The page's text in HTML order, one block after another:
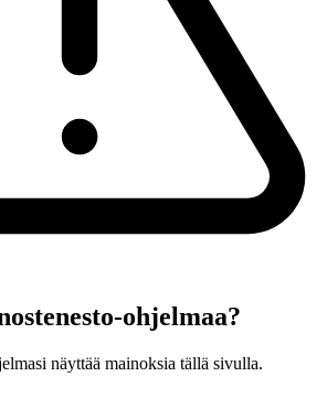
ohjelmaa?
näyttää mainoksia tällä sivulla.